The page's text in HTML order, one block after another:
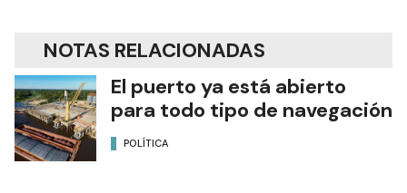
NOTAS RELACIONADAS
El puerto ya está abierto
para todo tipo de navegación
POLÍTICA